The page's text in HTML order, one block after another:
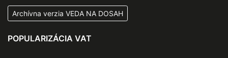
Archívna verzia VEDA NA DOSAH
POPULARIZÁCIA VAT